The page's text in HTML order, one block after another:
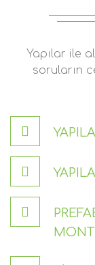
Yapılar ile
soruların